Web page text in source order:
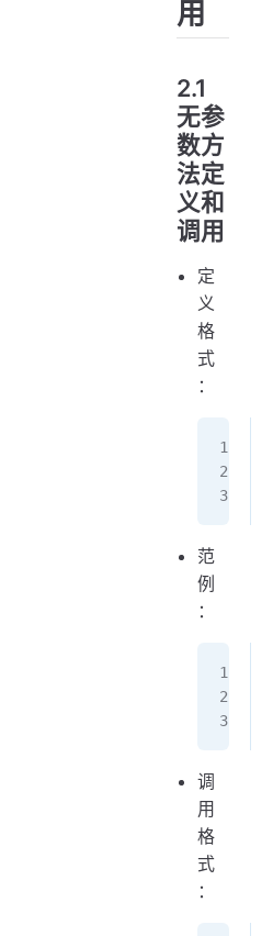
用
2.1
无参
数方
法定
义和
调用
定
义
格
式
：
范
例
：
调
用
格
式
：